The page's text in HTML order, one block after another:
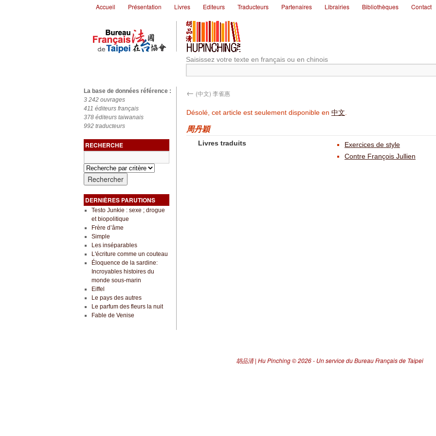
Accueil Présentation Livres Editeurs Traducteurs Partenaires Librairies Bibliothèques Contact
Saisissez votre texte en français ou en chinois
La base de données référence :
3 242 ouvrages
411 éditeurs français
378 éditeurs taiwanais
992 traducteurs
RECHERCHE
DERNIÈRES PARUTIONS
Testo Junkie : sexe ; drogue
et biopolitique
Frère d’âme
Simple
Les inséparables
L'écriture comme un couteau
Éloquence de la sardine:
Incroyables histoires du
monde sous-marin
Eiffel
Le pays des autres
Le parfum des fleurs la nuit
Fable de Venise
← (中文) 李雀惠
Désolé, cet article est seulement disponible en 中文
周丹穎
Livres traduits
Exercices de style
Contre François Jullien
胡品清 | Hu Pinching© 2026 - Un service du Bureau Français de Taipei